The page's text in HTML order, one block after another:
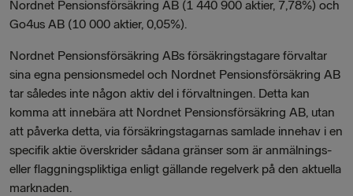
Nordnet Pensionsförsäkring AB (1 440 900 aktier, 7,78%) och
Go4us AB (10 000 aktier, 0,05%).
Nordnet Pensionsförsäkring ABs försäkringstagare förvaltar
sina egna pensionsmedel och Nordnet Pensionsförsäkring AB
tar således inte någon aktiv del i förvaltningen. Detta kan
komma att innebära att Nordnet Pensionsförsäkring AB, utan
att påverka detta, via försäkringstagarnas samlade innehav i en
specifik aktie överskrider sådana gränser som är anmälnings-
eller flaggningspliktiga enligt gällande regelverk på den aktuella
marknaden.